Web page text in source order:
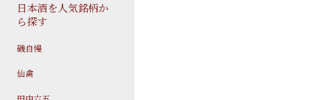
日本酒を人気銘柄か
ら探す
磯自慢
仙禽